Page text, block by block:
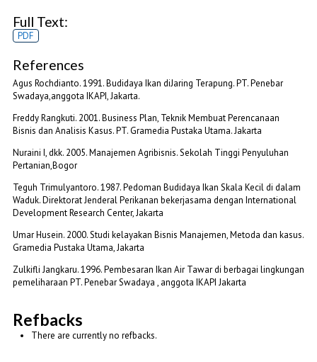
Full Text:
PDF
References
Agus Rochdianto. 1991. Budidaya Ikan diJaring Terapung. PT. Penebar
Swadaya,anggota IKAPI, Jakarta.
Freddy Rangkuti. 2001. Business Plan, Teknik Membuat Perencanaan
Bisnis dan Analisis Kasus. PT. Gramedia Pustaka Utama. Jakarta
Nuraini I, dkk. 2005. Manajemen Agribisnis. Sekolah Tinggi Penyuluhan
Pertanian,Bogor
Teguh Trimulyantoro. 1987. Pedoman Budidaya Ikan Skala Kecil di dalam
Waduk. Direktorat Jenderal Perikanan bekerjasama dengan International
Development Research Center, Jakarta
Umar Husein. 2000. Studi kelayakan Bisnis Manajemen, Metoda dan kasus.
Gramedia Pustaka Utama, Jakarta
Zulkifli Jangkaru. 1996. Pembesaran Ikan Air Tawar di berbagai lingkungan
pemeliharaan PT. Penebar Swadaya , anggota IKAPI Jakarta
Refbacks
There are currently no refbacks.